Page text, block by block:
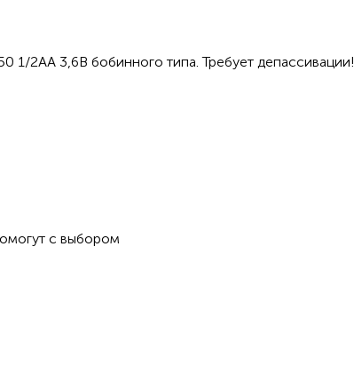
1/2АА 3,6В бобинного типа. Требует депассивации!
с выбором